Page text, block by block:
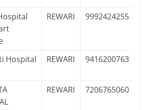
REWARI 9992424255
Hospital REWARI 9416200763
REWARI 7206765060